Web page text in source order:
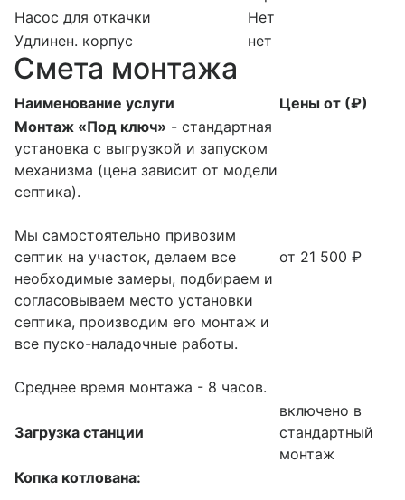
Насос для откачки
Нет
Удлинен. корпус
нет
Смета монтажа
Наименование услуги
Цены от (₽)
Монтаж «Под ключ» - стандартная
установка с выгрузкой и запуском
механизма (цена зависит от модели
септика).
Мы самостоятельно привозим
септик на участок, делаем все
необходимые замеры, подбираем и
согласовываем место установки
септика, производим его монтаж и
все пуско-наладочные работы.
Среднее время монтажа - 8 часов.
от 21 500 ₽
Загрузка станции
включено в
стандартный
монтаж
Копка котлована: